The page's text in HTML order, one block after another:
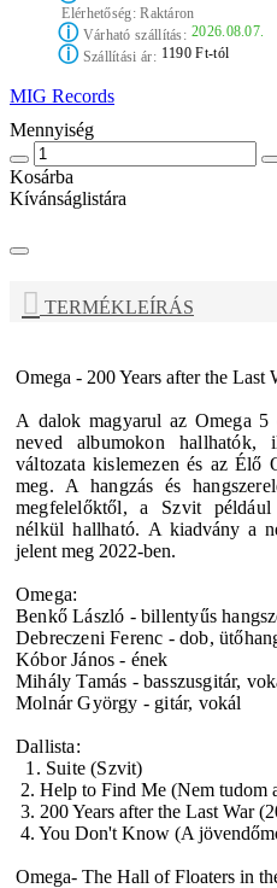
Elérhetőség:Raktáron
ⓘVárható szállítás: 2026.08.07.
ⓘSzállítási ár: 1190 Ft-tól
MIG Records
Mennyiség
Kosárba
Kívánságlistára
TERMÉKLEÍRÁS
Omega - 200 Years after the Last
A dalok magyarul az Omega
neved albumokon
változata kislemezen és az Élő
meg. A hangzás és
megfelelőktől, a Szvit
nélkül hallható. A kiadvány a
jelent meg 2022-ben.
Omega:
Benkő László - billentyűs
Debreczeni Ferenc - dob,
Kóbor János - ének
Mihály Tamás - basszusgitár,
Molnár György - gitár, vokál
Dallista:
1. Suite (Szvit)
2. Help to Find Me (Nem tudom
3. 200 Years after the Last War
4. You Don't Know (A
Omega- The Hall of Floaters in